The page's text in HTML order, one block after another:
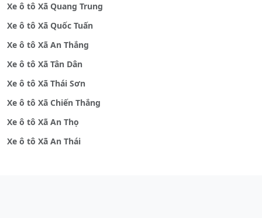
Xe ô tô Xã Quang Trung
Xe ô tô Xã Quốc Tuấn
Xe ô tô Xã An Thắng
Xe ô tô Xã Tân Dân
Xe ô tô Xã Thái Sơn
Xe ô tô Xã Chiến Thắng
Xe ô tô Xã An Thọ
Xe ô tô Xã An Thái